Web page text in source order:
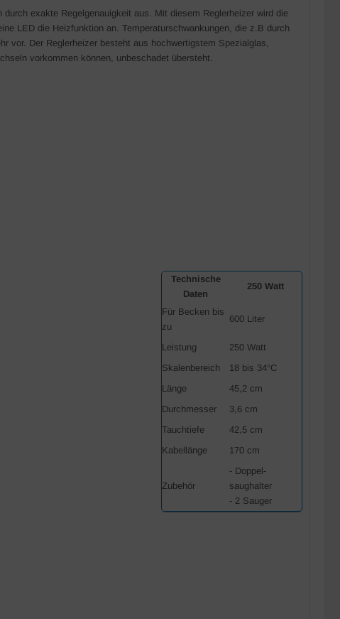
exakte Regelgenauigkeit aus. Mit diesem Reglerheizer wird die
LED die Heizfunktion an. Temperaturschwankungen, die z.B durch
vor. Der Reglerheizer besteht aus hochwertigstem Spezialglas,
vorkommen können, unbeschadet übersteht.
Technische
Daten
250 Watt
Für Becken bis
zu
600 Liter
Leistung
250 Watt
Skalenbereich
18 bis 34°C
Länge
45,2 cm
Durchmesser
3,6 cm
Tauchtiefe
42,5 cm
Kabellänge
170 cm
Zubehör
- Doppel-
saughalter
- 2 Sauger